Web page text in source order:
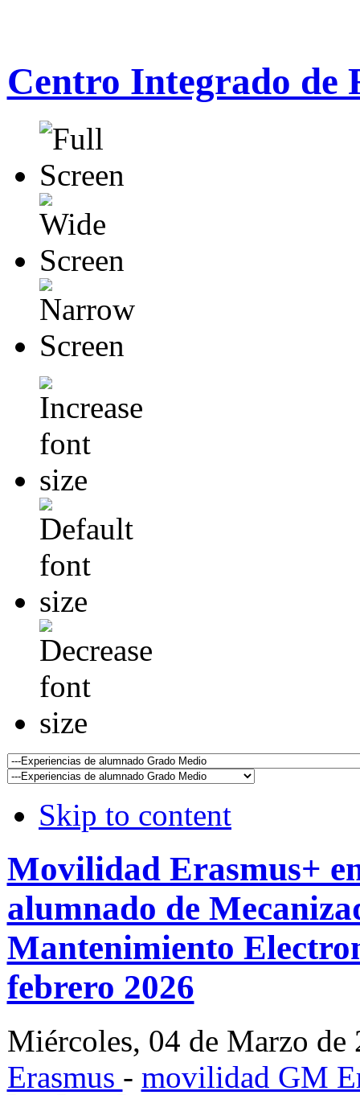
Centro Integrado de
Skip to content
Movilidad Erasmus+
alumnado de
Mantenimiento
febrero 2026
Miércoles, 04 de Marzo de
Erasmus - movilidad GM